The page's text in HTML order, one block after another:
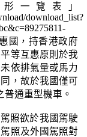
一覽表」
download_list?
惠國，持香港政府
等互惠原則於我
依排氣量或馬力
，故於我國僅可
通重型機車。
照欲於我國駕駛
照及外國駕照對